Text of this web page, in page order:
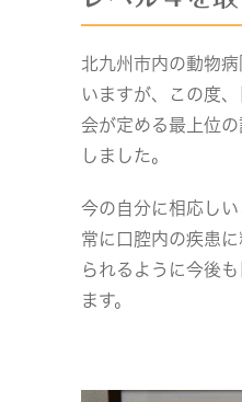
北九州市内の動物
いますが、この度
会が定める最上位
しました。
今の自分に相応しい
常に口腔内の疾患
られるように今後
ます。